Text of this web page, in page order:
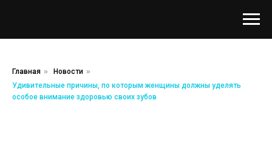
Главная » Новости »
Удивительные причины, по которым женщины должны уделять
особое внимание здоровью своих зубов